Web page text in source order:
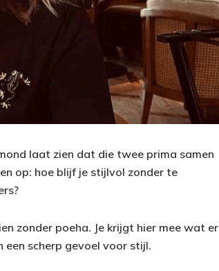
laat zien dat die twee prima samen
op: hoe blijf je stijlvol zonder te
zonder poeha. Je krijgt hier mee wat er
scherp gevoel voor stijl.